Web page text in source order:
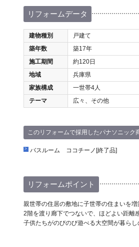
リフォームデータ
建物種別
戸建て
築年数
築17年
施工期間
約120日
地域
兵庫県
家族構成
一世帯4人
テーマ
広々、その他
このリフォームで採用したパナソニック
バスルーム ココチーノ[終了品]
リフォームポイント
親世帯の住居の敷地に子世帯の住まいを増
2階を渡り廊下でつないで、ほどよい距離感
子供たちがのびのび遊べる大空間が暮らし